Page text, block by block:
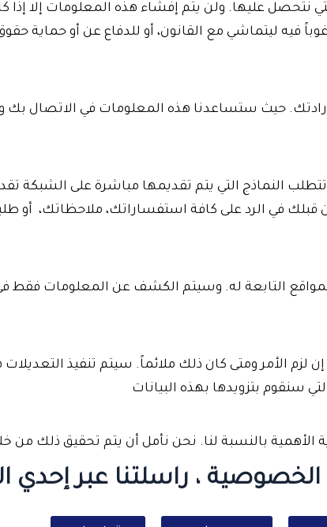
عليها. ولن يتم إفشاء هذه المعلومات إلا إذا
فيه ليتماشي مع القانون، أو للدفاع عن أو حماية
حيث ستساعدنا هذه المعلومات في الاتصال بك
النماذج التي يتم تقديمها مباشرة على الشبكة
في الرد على كافة استفساراتك، ملاحظاتك، أو
التابعة له. وسيتم الكشف عن المعلومات فقط
الأمر ومتى كان ذلك ملائماً. سيتم تنفيذ
سنقوم بتزويدها بهذه البيانات
بالنسبة لنا. نحن نأمل أن يتم تحقيق ذلك من
، راسلتنا عبر إحدي